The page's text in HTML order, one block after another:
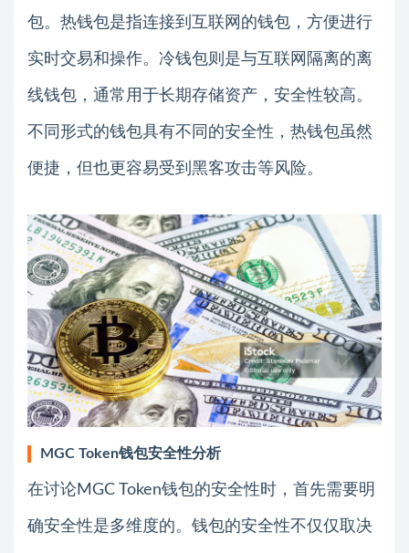
包。热钱包是指连接到互联网的钱包，方便进行
实时交易和操作。冷钱包则是与互联网隔离的离
线钱包，通常用于长期存储资产，安全性较高。
不同形式的钱包具有不同的安全性，热钱包虽然
便捷，但也更容易受到黑客攻击等风险。
MGC Token钱包安全性分析
在讨论MGC Token钱包的安全性时，首先需要明
确安全性是多维度的。钱包的安全性不仅仅取决